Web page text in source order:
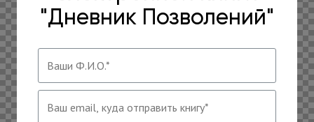
"Дневник Позволений"